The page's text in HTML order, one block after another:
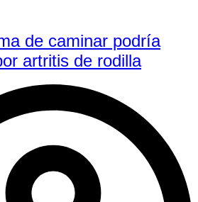
de caminar podría
artritis de rodilla